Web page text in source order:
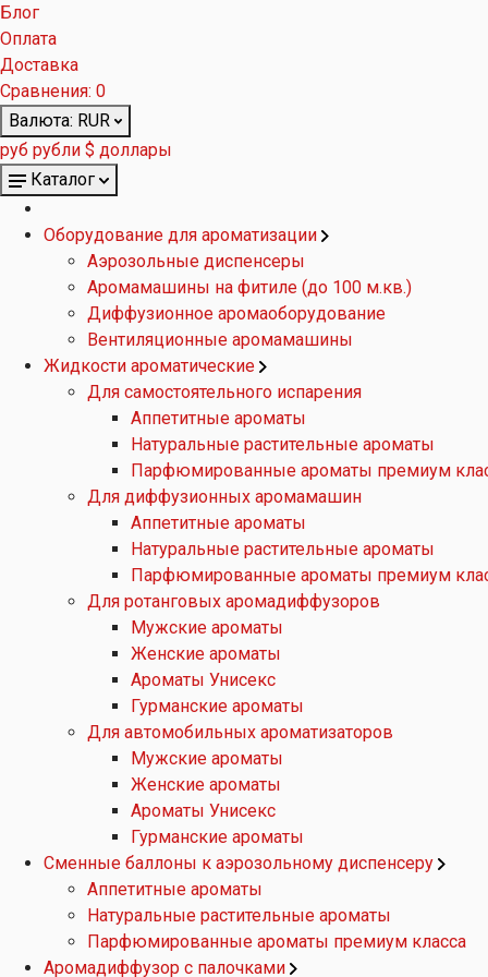
Блог
Оплата
Доставка
Сравнения: 0
Валюта: RUR
руб рубли $ доллары
Каталог
Оборудование для ароматизации
Аэрозольные диспенсеры
Аромамашины на фитиле (до 100 м.кв.)
Диффузионное аромаоборудование
Вентиляционные аромамашины
Жидкости ароматические
Для самостоятельного испарения
Аппетитные ароматы
Натуральные растительные ароматы
Парфюмированные ароматы премиум
Для диффузионных аромамашин
Аппетитные ароматы
Натуральные растительные ароматы
Парфюмированные ароматы премиум
Для ротанговых аромадиффузоров
Мужские ароматы
Женские ароматы
Ароматы Унисекс
Гурманские ароматы
Для автомобильных ароматизаторов
Мужские ароматы
Женские ароматы
Ароматы Унисекс
Гурманские ароматы
Сменные баллоны к аэрозольному диспенсеру
Аппетитные ароматы
Натуральные растительные ароматы
Парфюмированные ароматы премиум класса
Аромадиффузор с палочками